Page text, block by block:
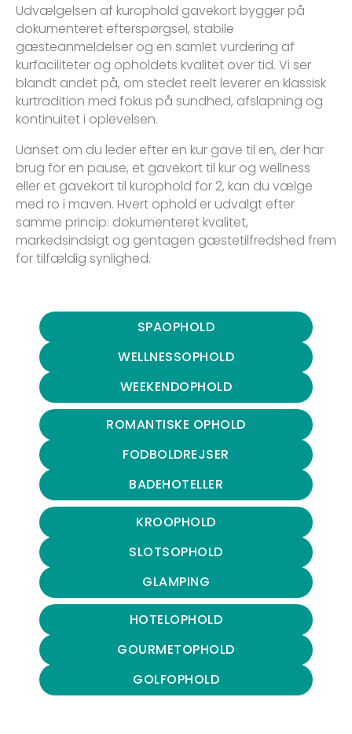
Udvælgelsen af kurophold gavekort bygger på
dokumenteret efterspørgsel, stabile
gæsteanmeldelser og en samlet vurdering af
kurfaciliteter og opholdets kvalitet over tid. Vi ser
blandt andet på, om stedet reelt leverer en klassisk
kurtradition med fokus på sundhed, afslapning og
kontinuitet i oplevelsen.
Uanset om du leder efter en kur gave til en, der har
brug for en pause, et gavekort til kur og wellness
eller et gavekort til kurophold for 2, kan du vælge
med ro i maven. Hvert ophold er udvalgt efter
samme princip: dokumenteret kvalitet,
markedsindsigt og gentagen gæstetilfredshed frem
for tilfældig synlighed.
SPAOPHOLD
WELLNESSOPHOLD
WEEKENDOPHOLD
ROMANTISKE OPHOLD
FODBOLDREJSER
BADEHOTELLER
KROOPHOLD
SLOTSOPHOLD
GLAMPING
HOTELOPHOLD
GOURMETOPHOLD
GOLFOPHOLD